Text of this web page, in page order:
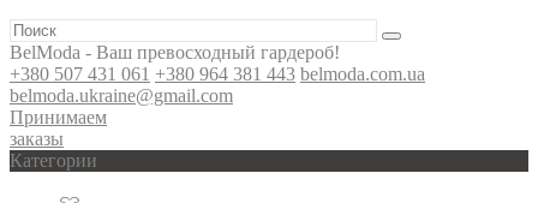
BelModa - Ваш превосходный гардероб!
+380 507 431 061 +380 964 381 443 belmoda.com.ua
belmoda.ukraine@gmail.com
Принимаем
заказы
Категории